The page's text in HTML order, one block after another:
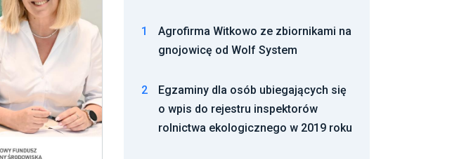
1
Agrofirma Witkowo ze zbiornikami na
gnojowicę od Wolf System
2
Egzaminy dla osób ubiegających się
o wpis do rejestru inspektorów
rolnictwa ekologicznego w 2019 roku